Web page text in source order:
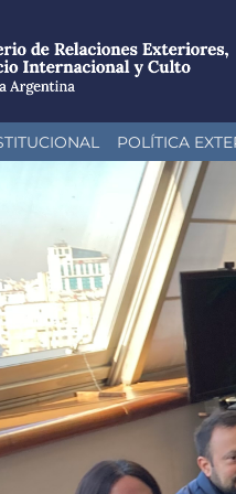
POLÍTICA